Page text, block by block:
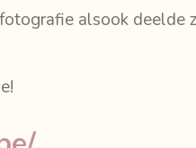
alsook deelde